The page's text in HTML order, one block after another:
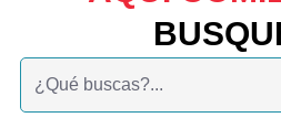
Buscar: